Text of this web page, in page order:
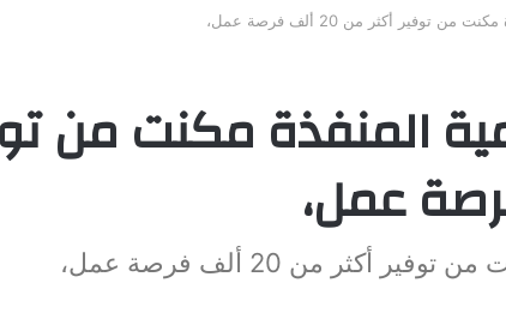
أكثر من 20 ألف فرصة عمل،
المنفذة مكنت من
من 20 ألف فرصة عمل،